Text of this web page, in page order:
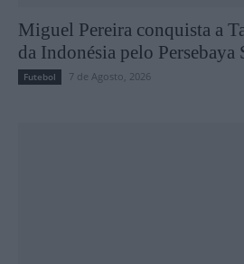
Miguel Pereira conquista a
da Indonésia pelo Persebaya
Futebol 7 de Agosto, 2026